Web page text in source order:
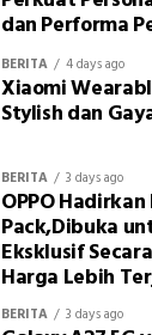
dan Performa
BERITA 4 days ago
Xiaomi
Stylish dan
BERITA 3 days ago
OPPO Hadirkan
Pack,Dibuka
Eksklusif
Harga Lebih
BERITA 3 days ago